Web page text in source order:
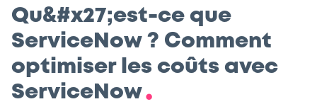
Qu&#x27;est-ce que
ServiceNow ? Comment
optimiser les coûts avec
ServiceNow